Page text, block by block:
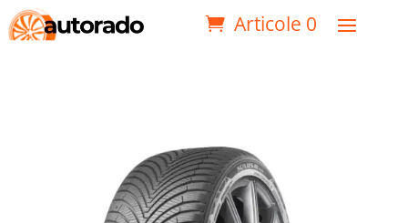
Articole 0